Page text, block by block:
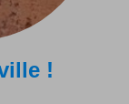
!